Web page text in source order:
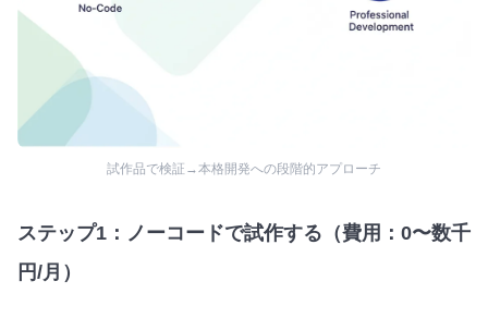
試作品で検証→本格開発への段階的アプローチ
ステップ1：ノーコードで試作する（費用：0〜数千
円/月）